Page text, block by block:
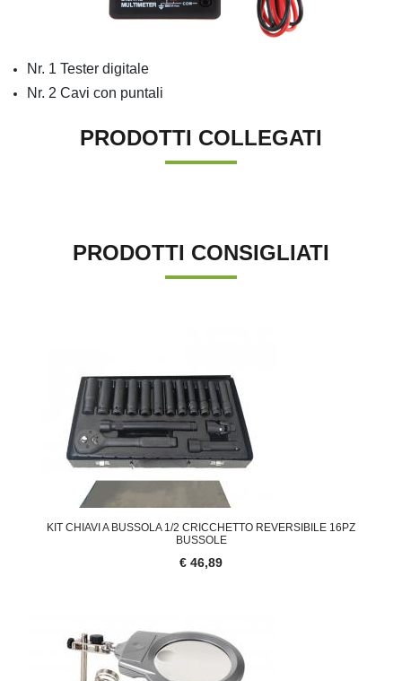
Nr. 1 Tester digitale
Nr. 2 Cavi con puntali
PRODOTTI COLLEGATI
PRODOTTI CONSIGLIATI
KIT CHIAVI A BUSSOLA 1/2 CRICCHETTO REVERSIBILE 16PZ
BUSSOLE
€ 46,89